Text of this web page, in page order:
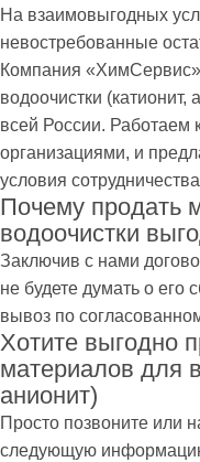
На взаимовыгодных
невостребованные
Компания
водоочистки
всей России. Работаем
организациями, и
условия
Почему продать
водоочистки
Заключив с нами
не будете думать о
вывоз по
Хотите выгодно
материалов для
анионит)
Просто позвоните или
следующую